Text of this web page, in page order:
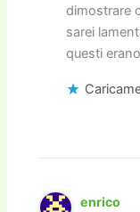
dimostrare
sarei
questi
enrico